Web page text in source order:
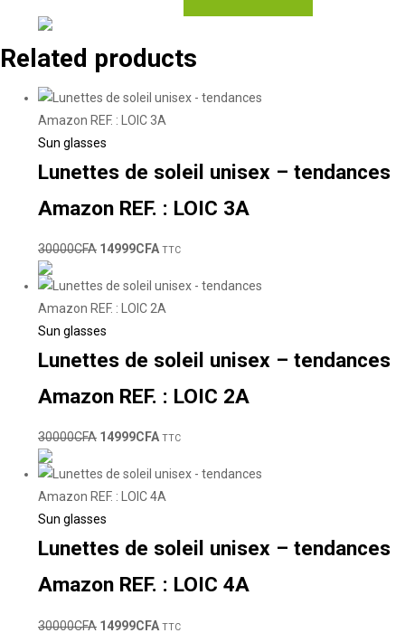
Related products
Sun glasses
Lunettes de soleil unisex – tendances
Amazon REF. : LOIC 3A
30000CFA 14999CFA TTC
Sun glasses
Lunettes de soleil unisex – tendances
Amazon REF. : LOIC 2A
30000CFA 14999CFA TTC
Sun glasses
Lunettes de soleil unisex – tendances
Amazon REF. : LOIC 4A
30000CFA 14999CFA TTC